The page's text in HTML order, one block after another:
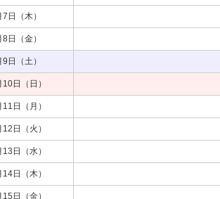
日（木）
日（金）
日（土）
10日（日）
11日（月）
12日（火）
13日（水）
14日（木）
15日（金）